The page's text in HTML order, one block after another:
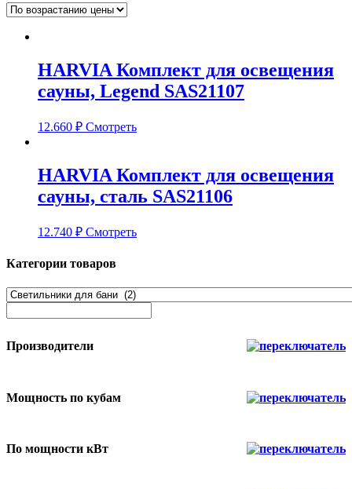
HARVIA Комплект для освещения
сауны, Legend SAS21107
12.660 ₽ Смотреть
HARVIA Комплект для освещения
сауны, сталь SAS21106
12.740 ₽ Смотреть
Категории товаров
Производители
Мощность по кубам
По мощности кВт